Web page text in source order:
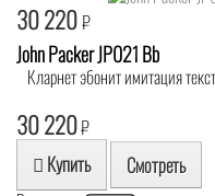
30 220₽
John Packer JP021 Bb
Кларнет эбонит имитация
30 220₽
Купить Смотреть